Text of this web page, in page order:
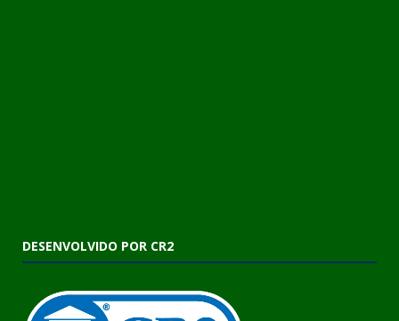
DESENVOLVIDO POR CR2